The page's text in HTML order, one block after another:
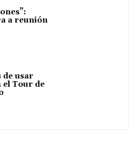
a reunión
de usar
el Tour de